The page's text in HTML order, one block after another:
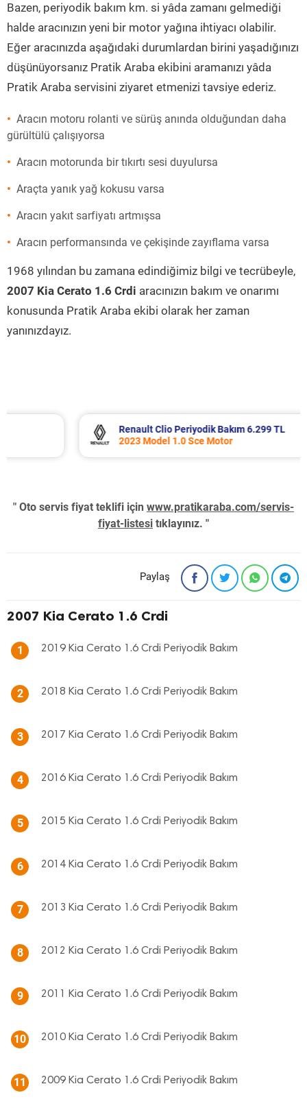
Bazen, periyodik bakım km. si yâda zamanı gelmediği
halde aracınızın yeni bir motor yağına ihtiyacı olabilir.
Eğer aracınızda aşağıdaki durumlardan birini yaşadığınızı
düşünüyorsanız Pratik Araba ekibini aramanızı yâda
Pratik Araba servisini ziyaret etmenizi tavsiye ederiz.
Aracın motoru rolanti ve sürüş anında olduğundan daha
gürültülü çalışıyorsa
Aracın motorunda bir tıkırtı sesi duyulursa
Araçta yanık yağ kokusu varsa
Aracın yakıt sarfiyatı artmışsa
Aracın performansında ve çekişinde zayıflama varsa
1968 yılından bu zamana edindiğimiz bilgi ve tecrübeyle,
2007 Kia Cerato 1.6 Crdi aracınızın bakım ve onarımı
konusunda Pratik Araba ekibi olarak her zaman
yanınızdayız.
Renault Clio Periyodik Bakım 6.299 TL
2023 Model 1.0 Sce Motor
" Oto servis fiyat teklifi için www.pratikaraba.com/servis-
fiyat-listesi tıklayınız. "
Paylaş
2007 Kia Cerato 1.6 Crdi
1 2019 Kia Cerato 1.6 Crdi Periyodik Bakım
2 2018 Kia Cerato 1.6 Crdi Periyodik Bakım
3 2017 Kia Cerato 1.6 Crdi Periyodik Bakım
4 2016 Kia Cerato 1.6 Crdi Periyodik Bakım
5 2015 Kia Cerato 1.6 Crdi Periyodik Bakım
6 2014 Kia Cerato 1.6 Crdi Periyodik Bakım
7 2013 Kia Cerato 1.6 Crdi Periyodik Bakım
8 2012 Kia Cerato 1.6 Crdi Periyodik Bakım
9 2011 Kia Cerato 1.6 Crdi Periyodik Bakım
10 2010 Kia Cerato 1.6 Crdi Periyodik Bakım
11 2009 Kia Cerato 1.6 Crdi Periyodik Bakım